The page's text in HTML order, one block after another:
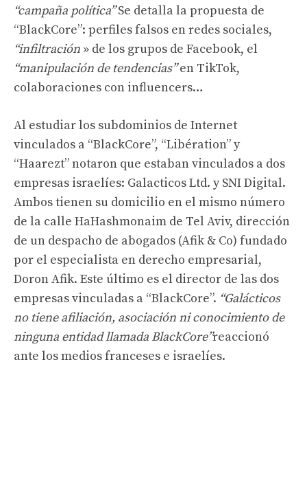
“campaña política”Se detalla la propuesta de
“BlackCore”: perfiles falsos en redes sociales,
“infiltración » de los grupos de Facebook, el
“manipulación de tendencias”en TikTok,
colaboraciones con influencers…
Al estudiar los subdominios de Internet
vinculados a “BlackCore”, “Libération” y
“Haarezt” notaron que estaban vinculados a dos
empresas israelíes: Galacticos Ltd. y SNI Digital.
Ambos tienen su domicilio en el mismo número
de la calle HaHashmonaim de Tel Aviv, dirección
de un despacho de abogados (Afik & Co) fundado
por el especialista en derecho empresarial,
Doron Afik. Este último es el director de las dos
empresas vinculadas a “BlackCore”. “Galácticos
no tiene afiliación, asociación ni conocimiento de
ninguna entidad llamada BlackCore”reaccionó
ante los medios franceses e israelíes.